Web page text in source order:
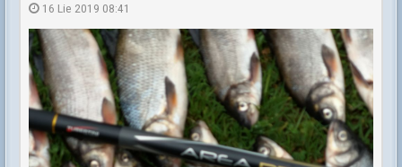
16 Lie 2019 08:41